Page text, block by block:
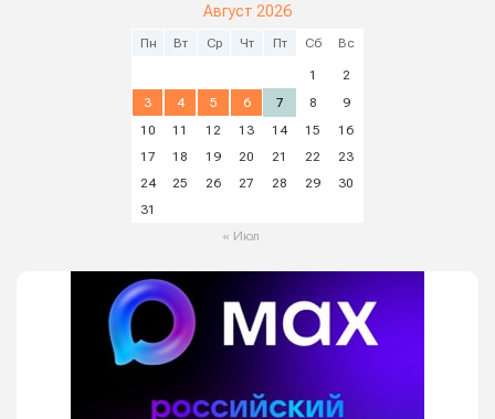
Август 2026
Пн Вт Ср Чт Пт Сб Вс
1
2
3
4 5 6 7 8
9
10
11 12 13 14 15
16
17
18 19 20 21 22
23
24
25 26 27 28 29
30
31
« Июл